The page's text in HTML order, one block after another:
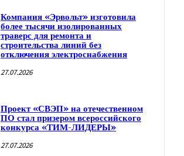
Компания «Эрвольт» изготовила
более тысячи изолированных
траверс для ремонта и
строительства линий без
отключения электроснабжения
27.07.2026
Проект «СВЭП» на отечественном
ПО стал призером всероссийского
конкурса «ТИМ-ЛИДЕРЫ»
27.07.2026